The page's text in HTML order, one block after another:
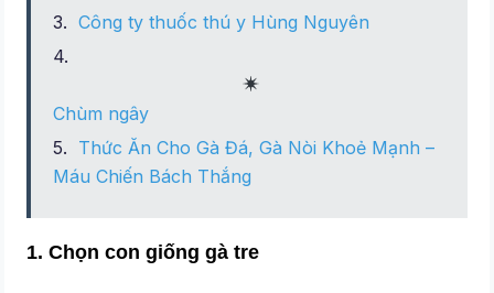
Công ty thuốc thú y Hùng Nguyên
Chùm ngây
Thức Ăn Cho Gà Đá, Gà Nòi Khoẻ Mạnh –
Máu Chiến Bách Thắng
1. Chọn con giống gà tre